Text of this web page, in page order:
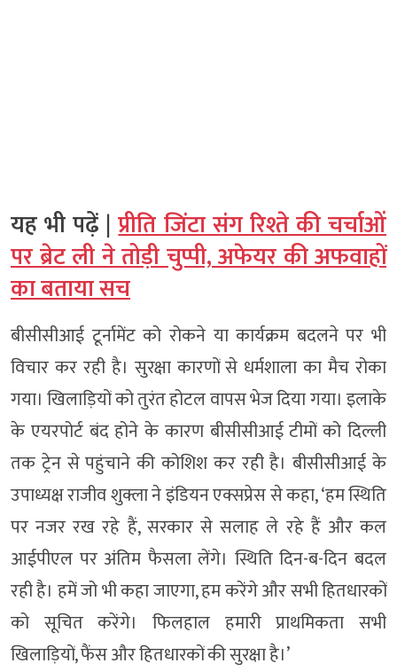
यह भी पढ़ें |प्रीति जिंटा संग रिश्ते की चर्चाओं
पर ब्रेट ली ने तोड़ी चुप्पी, अफेयर की अफवाहों
का बताया सच
बीसीसीआई टूर्नामेंट को रोकने या कार्यक्रम बदलने पर भी
विचार कर रही है। सुरक्षा कारणों से धर्मशाला का मैच रोका
गया। खिलाड़ियों को तुरंत होटल वापस भेज दिया गया। इलाके
के एयरपोर्ट बंद होने के कारण बीसीसीआई टीमों को दिल्ली
तक ट्रेन से पहुंचाने की कोशिश कर रही है। बीसीसीआई के
उपाध्यक्ष राजीव शुक्ला ने इंडियन एक्सप्रेस से कहा, ‘हम स्थिति
पर नजर रख रहे हैं, सरकार से सलाह ले रहे हैं और कल
आईपीएल पर अंतिम फैसला लेंगे। स्थिति दिन-ब-दिन बदल
रही है। हमें जो भी कहा जाएगा, हम करेंगे और सभी हितधारकों
को सूचित करेंगे। फिलहाल हमारी प्राथमिकता सभी
खिलाड़ियों, फैंस और हितधारकों की सुरक्षा है।’